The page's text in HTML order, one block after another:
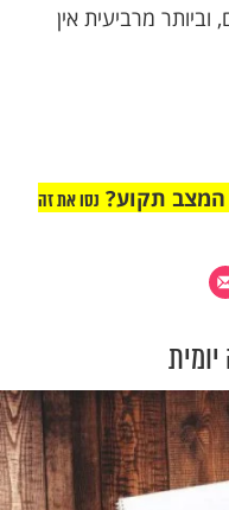
כא). ואין הבדל
בפחות
מרביעית אין